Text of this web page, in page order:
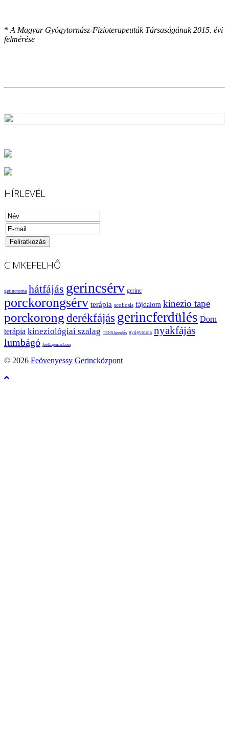
* A Magyar Gyógytornász-Fizioterapeuták Társaságának 2015. évi
felmérése
HÍRLEVÉL
CIMKEFELHŐ
gerinctorna hátfájás gerincsérv gerinc
porckorongsérv terápia scoliosis fájdalom kinezio tape
porckorong derékfájás gerincferdülés Dorn
terápia kineziológiai szalag TENS kezelés gyógytorna nyakfájás
lumbágó JoelLipman.Com
© 2026 Feövenyessy Gerincközpont